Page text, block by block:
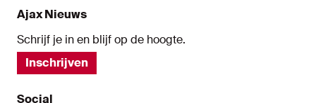
Ajax Nieuws
Schrijf je in en blijf op de hoogte.
Inschrijven
Social